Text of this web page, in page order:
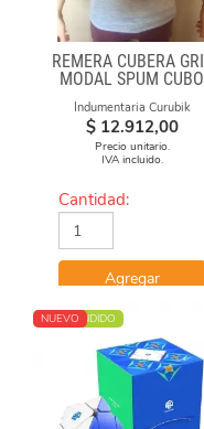
REMERA CUBERA
MODAL SPUM CUBO
Indumentaria Curubik
$ 12.912,00
Precio unitario.
IVA incluido.
Cantidad:
Agregar
MÁS VENDIDO
NUEVO